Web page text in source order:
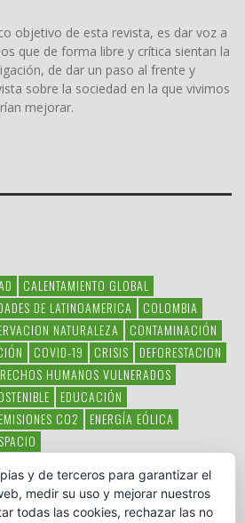
objetivo de esta revista, es dar voz a
que de forma libre y crítica sientan la
de dar un paso al frente y
sobre la sociedad en la que vivimos
mejorar.
CALENTAMIENTO GLOBAL
DE LATINOAMERICA
COLOMBIA
NATURALEZA
CONTAMINACIÓN
COVID-19 CRISIS
DEFORESTACION
HUMANOS VULNERADOS
EDUCACIÓN
EMISIONES CO2
ENERGÍA EÓLICA
MEDIO AMBIENTE
MÉXICO
PAZ POBREZA POESÍA
POLITICA
y de terceros para garantizar el
medir su uso y mejorar nuestros
todas las cookies, rechazar las no